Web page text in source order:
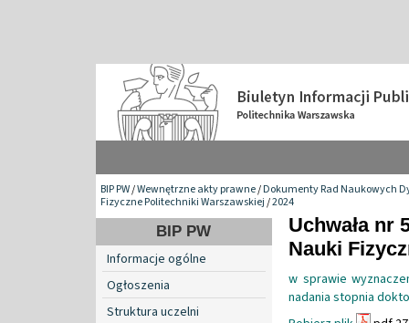
BIP PW/Wewnętrzne akty prawne/Dokumenty Rad Naukowych
Fizyczne Politechniki Warszawskiej/2024
BIP PW
Informacje ogólne
Ogłoszenia
Struktura uczelni
Uchwała nr
Nauki
w sprawie
nadania stopnia